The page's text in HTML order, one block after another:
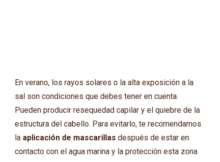
En verano, los rayos solares o la alta exposición a la
sal son condiciones que debes tener en cuenta.
Pueden producir resequedad capilar y el quiebre de la
estructura del cabello. Para evitarlo, te recomendamos
la aplicación de mascarillas después de estar en
contacto con el agua marina y la protección esta zona